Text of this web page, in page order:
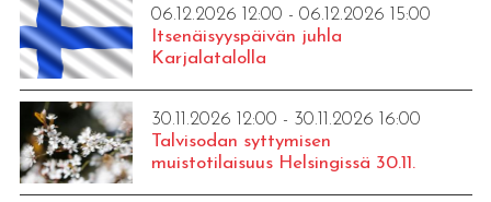
06.12.2026 12:00 - 06.12.2026 15:00
Itsenäisyyspäivän juhla
Karjalatalolla
30.11.2026 12:00 - 30.11.2026 16:00
Talvisodan syttymisen
muistotilaisuus Helsingissä 30.11.